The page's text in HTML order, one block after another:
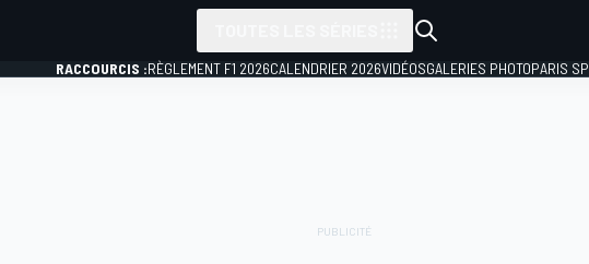
RACCOURCIS :RÈGLEMENT F1 2026CALENDRIER 2026VIDÉOSGALERIES PHOTOPARIS